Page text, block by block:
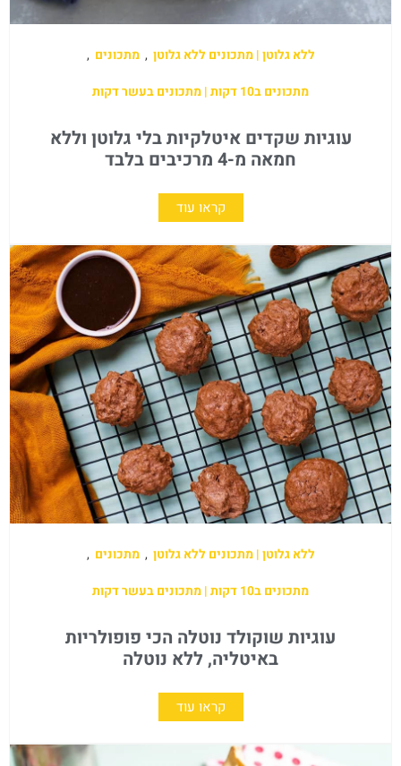
ללא גלוטן | מתכונים ללא גלוטן , מתכונים ,
מתכונים ב10 דקות | מתכונים בעשר דקות
עוגיות שקדים איטלקיות בלי גלוטן וללא
חמאה מ-4 מרכיבים בלבד
קראו עוד
ללא גלוטן | מתכונים ללא גלוטן , מתכונים ,
מתכונים ב10 דקות | מתכונים בעשר דקות
עוגיות שוקולד נוטלה הכי פופולריות
באיטליה, ללא נוטלה
קראו עוד